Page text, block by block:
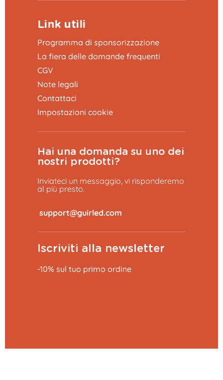
Link utili
Programma di sponsorizzazione
La fiera delle domande frequenti
CGV
Note legali
Contattaci
Impostazioni cookie
Hai una domanda su uno dei
nostri prodotti?
Inviateci un messaggio, vi risponderemo
al più presto.
Iscriviti alla newsletter
-10% sul tuo primo ordine